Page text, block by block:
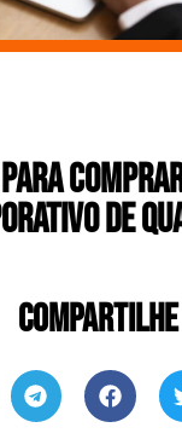
de
COMPARTILHE